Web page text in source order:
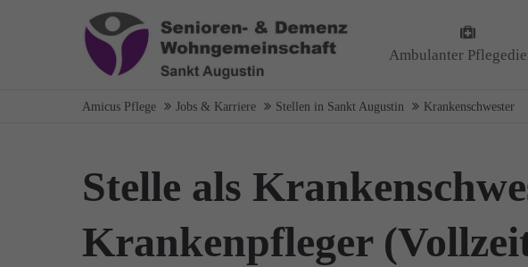
Login
Passwort
Über uns
Wir haben uns als ambulanter
Bereich Demenz erleben wir
das wir GUTEStun.
Ambulanter
Amicus Pflege Jobs & Karriere Stellen in Sankt Augustin Krankenschwester
Stelle als
Krankenpfleger